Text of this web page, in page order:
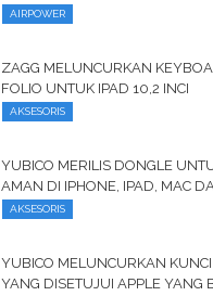
AIRPOWER
ZAGG MELUNCURKAN
FOLIO UNTUK IPAD 10,2 INCI
AKSESORIS
YUBICO MERILIS DONGLE
AMAN DI IPHONE, IPAD, MAC
AKSESORIS
YUBICO MELUNCURKAN
YANG DISETUJUI APPLE YANG